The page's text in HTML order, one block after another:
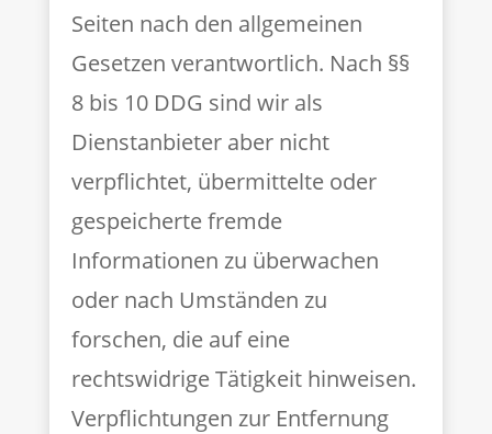
Seiten nach den allgemeinen
Gesetzen verantwortlich. Nach §§
8 bis 10 DDG sind wir als
Dienstanbieter aber nicht
verpflichtet, übermittelte oder
gespeicherte fremde
Informationen zu überwachen
oder nach Umständen zu
forschen, die auf eine
rechtswidrige Tätigkeit hinweisen.
Verpflichtungen zur Entfernung